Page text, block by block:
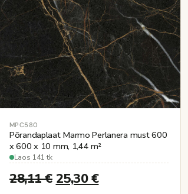
MPC580
Põrandaplaat Marmo Perlanera must 600
x 600 x 10 mm, 1,44 m²
Laos 141 tk
28,11€ 25,30€